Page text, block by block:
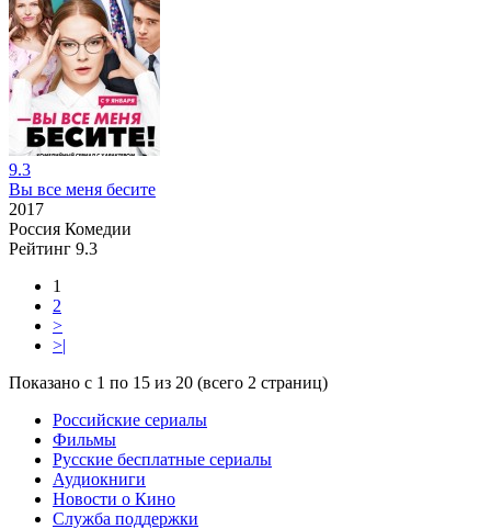
9.3
Вы все меня бесите
2017
Россия Комедии
Рейтинг 9.3
1
2
>
>|
Показано с 1 по 15 из 20 (всего 2 страниц)
Российские сериалы
Фильмы
Русские бесплатные сериалы
Аудиокниги
Новости о Кино
Служба поддержки